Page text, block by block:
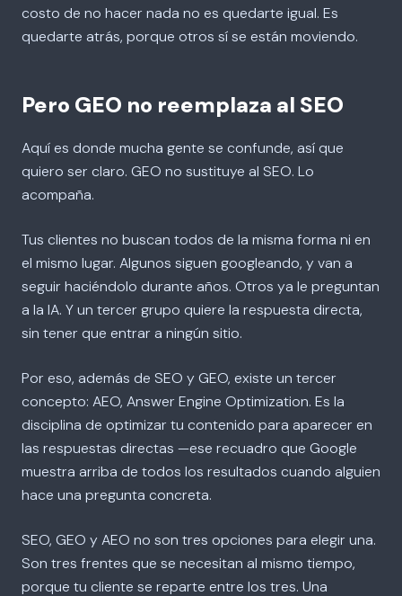
costo de no hacer nada no es quedarte igual. Es
quedarte atrás, porque otros sí se están moviendo.
Pero GEO no reemplaza al SEO
Aquí es donde mucha gente se confunde, así que
quiero ser claro. GEO no sustituye al SEO. Lo
acompaña.
Tus clientes no buscan todos de la misma forma ni en
el mismo lugar. Algunos siguen googleando, y van a
seguir haciéndolo durante años. Otros ya le preguntan
a la IA. Y un tercer grupo quiere la respuesta directa,
sin tener que entrar a ningún sitio.
Por eso, además de SEO y GEO, existe un tercer
concepto: AEO, Answer Engine Optimization. Es la
disciplina de optimizar tu contenido para aparecer en
las respuestas directas —ese recuadro que Google
muestra arriba de todos los resultados cuando alguien
hace una pregunta concreta.
SEO, GEO y AEO no son tres opciones para elegir una.
Son tres frentes que se necesitan al mismo tiempo,
porque tu cliente se reparte entre los tres. Una